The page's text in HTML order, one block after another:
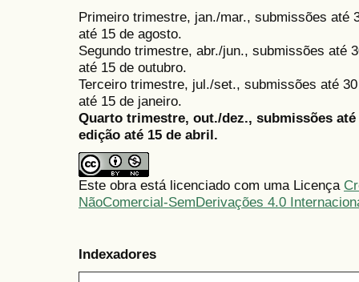
Primeiro trimestre, jan./mar., submissões até
até 15 de agosto.
Segundo trimestre, abr./jun., submissões até
até 15 de outubro.
Terceiro trimestre, jul./set., submissões até
até 15 de janeiro.
Quarto trimestre, out./dez., submissões
edição até 15 de abril.
Este obra está licenciado com uma Licença
NãoComercial-SemDerivações 4.0
Indexadores